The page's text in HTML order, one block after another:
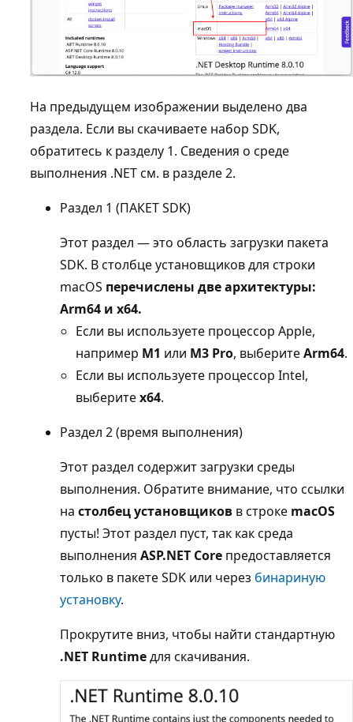
На предыдущем изображении выделено два
раздела. Если вы скачиваете набор SDK,
обратитесь к разделу 1. Сведения о среде
выполнения .NET см. в разделе 2.
Раздел 1 (ПАКЕТ SDK)
Этот раздел — это область загрузки пакета
SDK. В столбце установщиков для строки
macOS перечислены две архитектуры:
Arm64 и x64.
Если вы используете процессор Apple,
например M1 или M3 Pro, выберитеArm64.
Если вы используете процессор Intel,
выберитеx64.
Раздел 2 (время выполнения)
Этот раздел содержит загрузки среды
выполнения. Обратите внимание, что ссылки
на столбец установщиков в строке macOS
пусты! Этот раздел пуст, так как среда
выполнения ASP.NET Core предоставляется
только в пакете SDK или через бинариную
установку.
Прокрутите вниз, чтобы найти стандартную
.NET Runtimeдля скачивания.